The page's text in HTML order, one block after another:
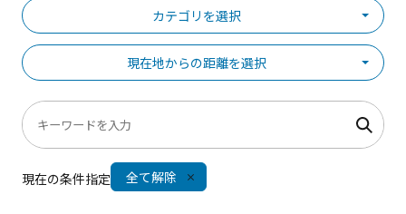
カテゴリを選択
現在地からの距離を選択
現在の条件指定 全て解除